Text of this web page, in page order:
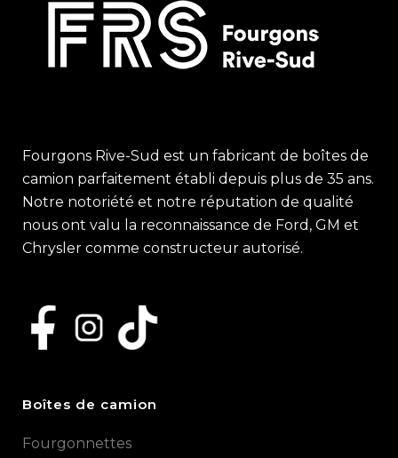
Fourgons Rive-Sud est un fabricant de boîtes de
camion parfaitement établi depuis plus de 35 ans.
Notre notoriété et notre réputation de qualité
nous ont valu la reconnaissance de Ford, GM et
Chrysler comme constructeur autorisé.
Boîtes de camion
Fourgonnettes